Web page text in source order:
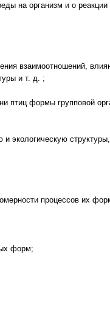
на организм и о реакции
взаимоотношений,
и т. д. ;
птиц формы групповой
и экологическую
процессов их
форм;